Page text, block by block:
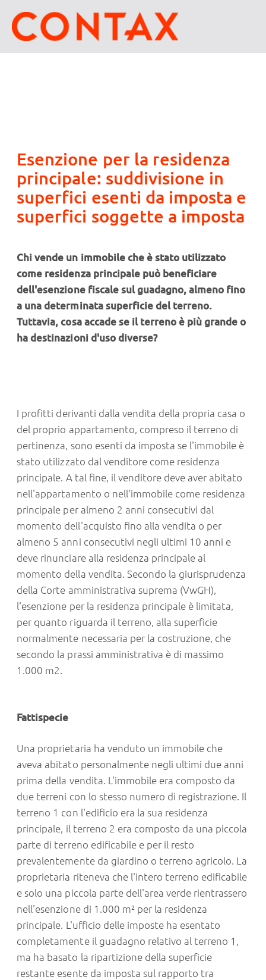
Esenzione per la residenza
principale: suddivisione in
superfici esenti da imposta e
superfici soggette a imposta
Chi vende un immobile che è stato utilizzato
come residenza principale può beneficiare
dell'esenzione fiscale sul guadagno, almeno fino
a una determinata superficie del terreno.
Tuttavia, cosa accade se il terreno è più grande o
ha destinazioni d'uso diverse?
I profitti derivanti dalla vendita della propria casa o
del proprio appartamento, compreso il terreno di
pertinenza, sono esenti da imposta se l'immobile è
stato utilizzato dal venditore come residenza
principale. A tal fine, il venditore deve aver abitato
nell'appartamento o nell'immobile come residenza
principale per almeno 2 anni consecutivi dal
momento dell'acquisto fino alla vendita o per
almeno 5 anni consecutivi negli ultimi 10 anni e
deve rinunciare alla residenza principale al
momento della vendita. Secondo la giurisprudenza
della Corte amministrativa suprema (VwGH),
l'esenzione per la residenza principale è limitata,
per quanto riguarda il terreno, alla superficie
normalmente necessaria per la costruzione, che
secondo la prassi amministrativa è di massimo
1.000 m2.
Fattispecie
Una proprietaria ha venduto un immobile che
aveva abitato personalmente negli ultimi due anni
prima della vendita. L'immobile era composto da
due terreni con lo stesso numero di registrazione. Il
terreno 1 con l'edificio era la sua residenza
principale, il terreno 2 era composto da una piccola
parte di terreno edificabile e per il resto
prevalentemente da giardino o terreno agricolo. La
proprietaria riteneva che l'intero terreno edificabile
e solo una piccola parte dell'area verde rientrassero
nell'esenzione di 1.000 m² per la residenza
principale. L'ufficio delle imposte ha esentato
completamente il guadagno relativo al terreno 1,
ma ha basato la ripartizione della superficie
restante esente da imposta sul rapporto tra